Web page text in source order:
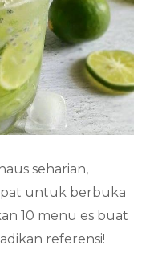
seharian,
untuk berbuka
10 menu es buat
referensi!